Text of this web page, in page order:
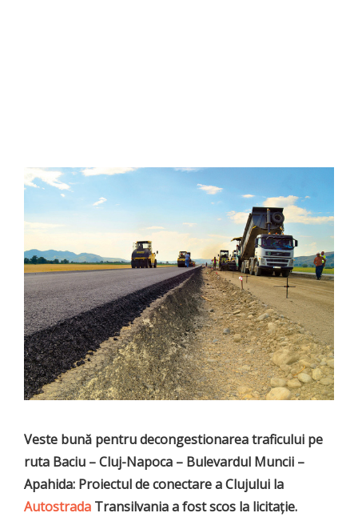
Veste bună pentru decongestionarea traficului pe
ruta Baciu – Cluj-Napoca – Bulevardul Muncii –
Apahida: Proiectul de conectare a Clujului la
Autostrada Transilvania a fost scos la licitație.